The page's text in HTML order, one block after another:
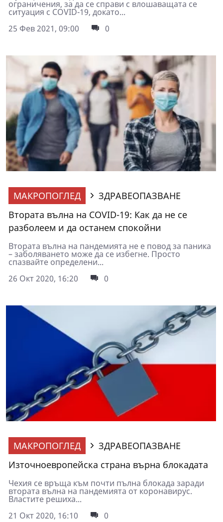
ограничения, за да се справи с влошаващата се
ситуация с COVID-19, докато...
25 Фев 2021, 09:00
0
МАКРОПОГЛЕД
ЗДРАВЕОПАЗВАНЕ
Втората вълна на COVID-19: Как да не се
разболеем и да останем спокойни
Втората вълна на пандемията не е повод за паника
– заболяването може да се избегне. Просто
спазвайте определени...
26 Окт 2020, 16:20
0
МАКРОПОГЛЕД
ЗДРАВЕОПАЗВАНЕ
Източноевропейска страна върна блокадата
Чехия се връща към почти пълна блокада заради
втората вълна на пандемията от коронавирус.
Властите решиха...
21 Окт 2020, 16:10
0